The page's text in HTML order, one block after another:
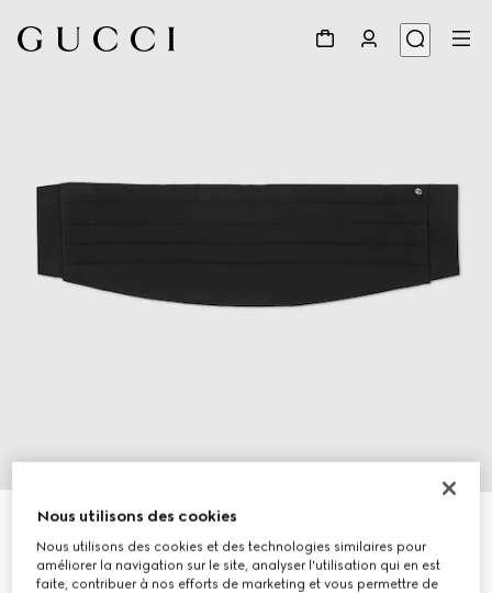
Ceinture de smoking en soie
€ 350
Nous utilisons des cookies
Nous utilisons des cookies et des technologies similaires pour
améliorer la navigation sur le site, analyser l'utilisation qui en est
faite, contribuer à nos efforts de marketing et vous permettre de